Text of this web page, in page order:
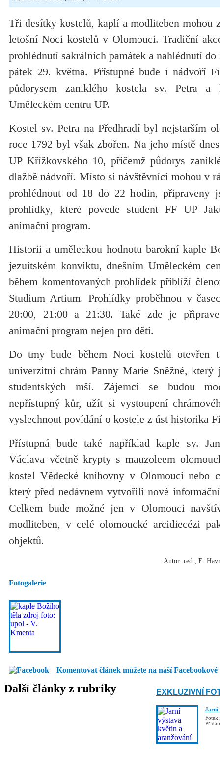
Tři desítky kostelů, kaplí a modliteben mohou
letošní Noci kostelů v Olomouci. Tradiční
prohlédnutí sakrálních památek a nahlédnutí
pátek 29. května. Přístupné bude i nádvoří
půdorysem zaniklého kostela sv. Petra
Uměleckém centru UP.
Kostel sv. Petra na Předhradí byl nejstarším
roce 1792 byl však zbořen. Na jeho místě
UP Křížkovského 10, přičemž půdorys
dlažbě nádvoří. Místo si návštěvníci mohou v
prohlédnout od 18 do 22 hodin, připraveny
prohlídky, které povede student FF UP
animační program.
Historii a uměleckou hodnotu barokní kaple
jezuitském konviktu, dnešním Uměleckém
během komentovaných prohlídek přiblíží
Studium Artium. Prohlídky proběhnou v
20:00, 21:00 a 21:30. Také zde je
animační program nejen pro děti.
Do tmy bude během Noci kostelů otevřen
univerzitní chrám Panny Marie Sněžné, který
studentských mší. Zájemci se budou
nepřístupný kůr, užít si vystoupení
vyslechnout povídání o kostele z úst historika
Přístupná bude také například kaple sv.
Václava včetně krypty s mauzoleem
kostel Vědecké knihovny v Olomouci nebo
který před nedávnem vytvořili nové
Celkem bude možné jen v Olomouci
modliteben, v celé olomoucké arcidiecézi
objektů.
Autor: red., E.
Fotogalerie
Komentovat článek můžete na naší Facebookové
Další články z rubriky EXKLUZIVNÍ
Jarní